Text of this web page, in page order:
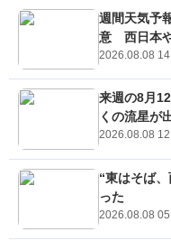
週間天気予
意 西日本
2026.08.08
来週の8月
くの流星が
2026.08.08
“東はそば
った
2026.08.08